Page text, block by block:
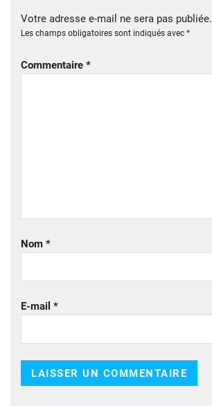
Votre adresse e-mail ne sera pas publiée.
Les champs obligatoires sont indiqués avec *
Commentaire *
Nom *
E-mail *